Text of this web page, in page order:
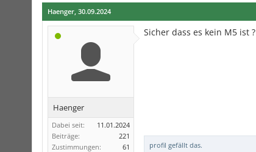
Haenger, 30.09.2024
Haenger
Dabei seit:
11.01.2024
Beiträge:
221
Zustimmungen:
61
Sicher dass es kein M5 ist ?
profil gefällt das.